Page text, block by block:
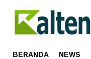
BERANDA NEWS